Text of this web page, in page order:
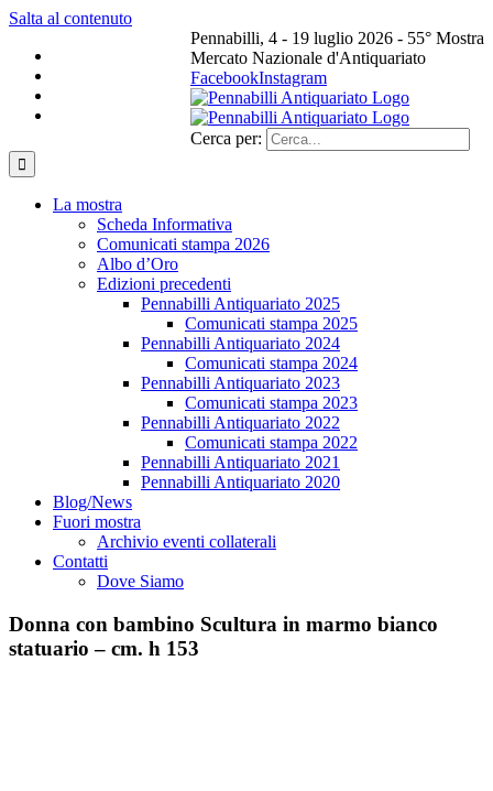
Salta al contenuto
Pennabilli, 4 - 19 luglio 2026 - 55° Mostra
Mercato Nazionale d'Antiquariato
FacebookInstagram
Cerca per:
La mostra
Scheda Informativa
Comunicati stampa 2026
Albo d’Oro
Edizioni precedenti
Pennabilli Antiquariato 2025
Comunicati stampa 2025
Pennabilli Antiquariato 2024
Comunicati stampa 2024
Pennabilli Antiquariato 2023
Comunicati stampa 2023
Pennabilli Antiquariato 2022
Comunicati stampa 2022
Pennabilli Antiquariato 2021
Pennabilli Antiquariato 2020
Blog/News
Fuori mostra
Archivio eventi collaterali
Contatti
Dove Siamo
Donna con bambino Scultura in marmo bianco
statuario – cm. h 153